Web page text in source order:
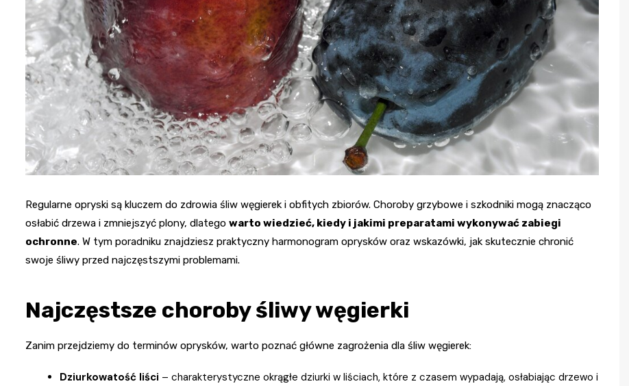
Regularne opryski są kluczem do zdrowia śliw węgierek i obfitych zbiorów. Choroby grzybowe i szkodniki mogą znacząco
osłabić drzewa i zmniejszyć plony, dlatego warto wiedzieć, kiedy i jakimi preparatami wykonywać zabiegi
ochronne. W tym poradniku znajdziesz praktyczny harmonogram oprysków oraz wskazówki, jak skutecznie chronić
swoje śliwy przed najczęstszymi problemami.
Najczęstsze choroby śliwy węgierki
Zanim przejdziemy do terminów oprysków, warto poznać główne zagrożenia dla śliw węgierek:
Dziurkowatość liści – charakterystyczne okrągłe dziurki w liściach, które z czasem wypadają, osłabiając drzewo i